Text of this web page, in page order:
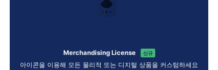
Merchandising License 신규
아이콘을 이용해 모든 물리적 또는 디지털 상품을 커스텀하세요